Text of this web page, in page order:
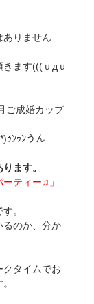
ありません
ます(((ｕдｕ
ご成婚カップ
ｩﾝｩﾝうん
ます。
ティー♫」
。
るのか、分か
クタイムでお